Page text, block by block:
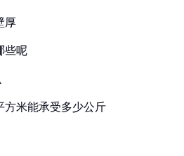
厚
些呢
方米能承受多少公斤